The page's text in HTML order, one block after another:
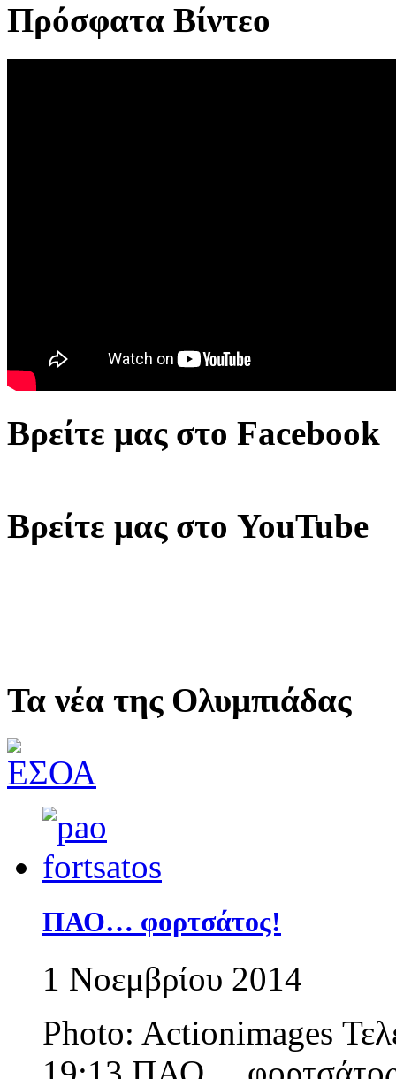
Πρόσφατα Βίντεο
Βρείτε μας στο Facebook
Βρείτε μας στο YouTube
Τα νέα της Ολυμπιάδας
ΠΑΟ… φορτσάτος!
1 Νοεμβρίου 2014
Photo: Actionimages